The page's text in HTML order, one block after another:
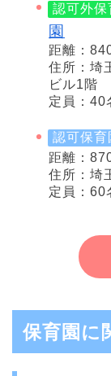
認可外保
園
距離：
住所：埼
ビル1階
定員：40
認可保育
距離：
住所：埼
定員：60
保育園に